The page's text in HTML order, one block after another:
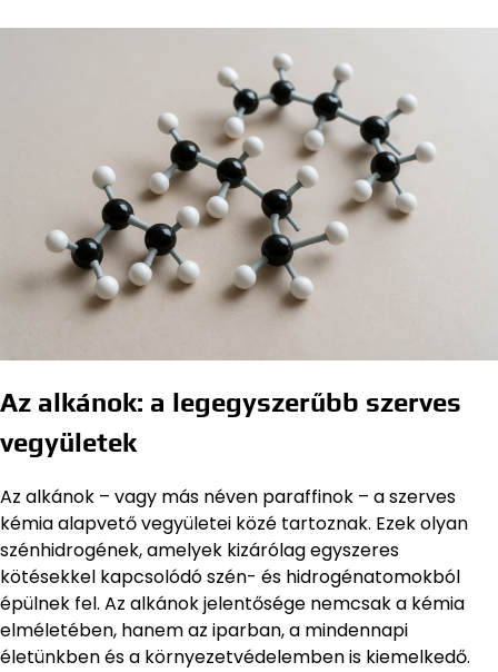
Az alkánok: a legegyszerűbb szerves
vegyületek
Az alkánok – vagy más néven paraffinok – a szerves
kémia alapvető vegyületei közé tartoznak. Ezek olyan
szénhidrogének, amelyek kizárólag egyszeres
kötésekkel kapcsolódó szén- és hidrogénatomokból
épülnek fel. Az alkánok jelentősége nemcsak a kémia
elméletében, hanem az iparban, a mindennapi
életünkben és a környezetvédelemben is kiemelkedő.